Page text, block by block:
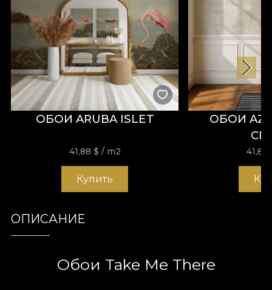
ОБОИ ARUBA ISLET
41,88 $ / m2
Купить
ОБОИ
41,88
ОПИСАНИЕ
Обои Take Me There